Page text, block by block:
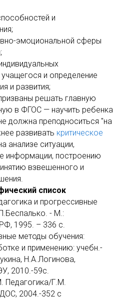
и
эмоциональной сферы
и определение
и развития;
решать главную
в ФГОС — научить ребенка
должна преподноситься "на
развивать критическое
анализе ситуации,
информации, построению
взвешенного и
список
и прогрессивные
- М.:
1995. – 336 с.
методы обучения:
и применению: учебн.-
Н.А.Логинова,
2010.-59с.
Г.М.
2004.-352 с